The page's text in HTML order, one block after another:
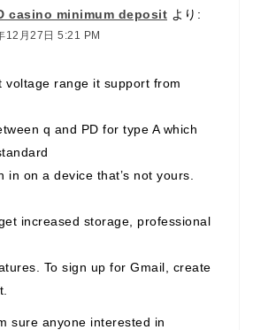
casino minimum deposit より:
12月27日 5:21 PM
voltage range it support from
q and PD for type A which
in on a device that’s not yours.
increased storage, professional
To sign up for Gmail, create
sure anyone interested in